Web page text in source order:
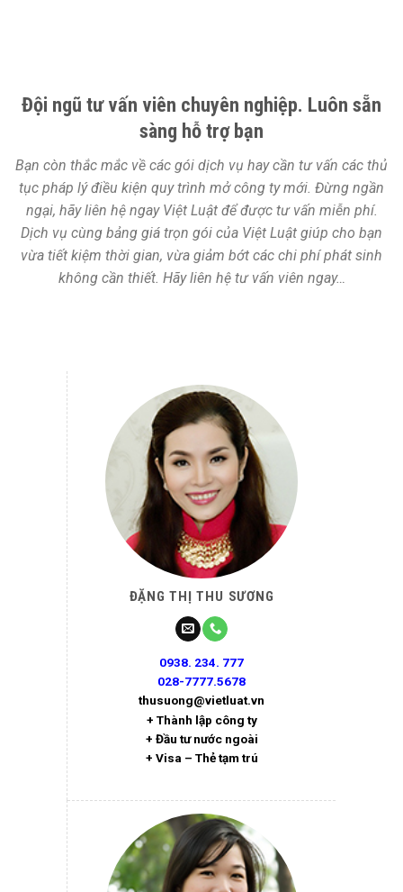
Đội ngũ tư vấn viên chuyên nghiệp. Luôn sẵn
sàng hỗ trợ bạn
Bạn còn thắc mắc về các gói dịch vụ hay cần tư vấn các thủ
tục pháp lý điều kiện quy trình mở công ty mới. Đừng ngần
ngại, hãy liên hệ ngay Việt Luật để được tư vấn miễn phí.
Dịch vụ cùng bảng giá trọn gói của Việt Luật giúp cho bạn
vừa tiết kiệm thời gian, vừa giảm bớt các chi phí phát sinh
không cần thiết. Hãy liên hệ tư vấn viên ngay…
ĐẶNG THỊ THU SƯƠNG
0938. 234. 777
028-7777.5678
thusuong@vietluat.vn
+ Thành lập công ty
+ Đầu tư nước ngoài
+ Visa – Thẻ tạm trú